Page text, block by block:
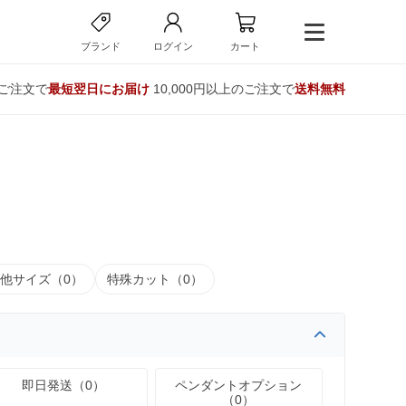
ブランド ログイン カート
注文で最短翌日にお届け10,000円以上のご注文で送料無料
サイズ（0） 特殊カット（0）
即日発送（0）
ペンダントオプション
（0）